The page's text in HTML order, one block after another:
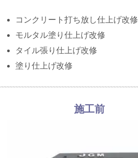
コンクリート打ち放し仕上げ改修
モルタル塗り仕上げ改修
タイル張り仕上げ改修
塗り仕上げ改修
施工前